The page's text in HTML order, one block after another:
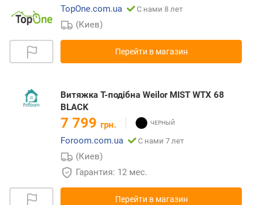
TopOne.com.ua
С нами 8 лет
(Киев)
Перейти в магазин
Витяжка Т-подібна Weilor MIST WTX 68
BLACK
7 799 грн.
Foroom.com.ua
С нами 7 лет
(Киев)
Гарантия: 12 мес.
Перейти в магазин